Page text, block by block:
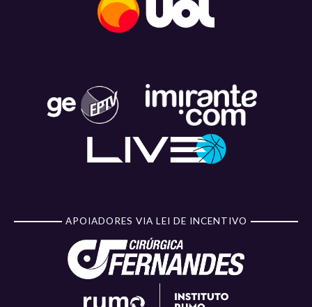
APOIADORES VIA LEI DE INCENTIVO